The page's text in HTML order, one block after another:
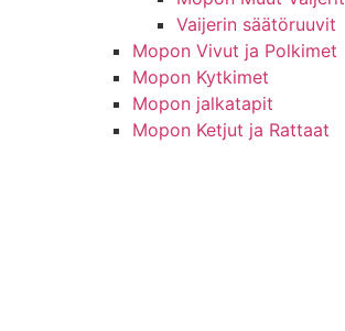
Vaijerin säätöruuvit
Mopon Vivut ja Polkimet
Mopon Kytkimet
Mopon jalkatapit
Mopon Ketjut ja Rattaat